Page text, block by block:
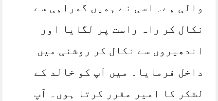
والی ہے۔ اسی نے ہمیں گمراہی سے
نکال کر راہ راست پر لگایا اور
اندھیروں سے نکال کر روشنی میں
داخل فرمایا۔ میں آپ کو خالد کے
لشکر کا امیر مقرر کرتا ہوں۔ آپ